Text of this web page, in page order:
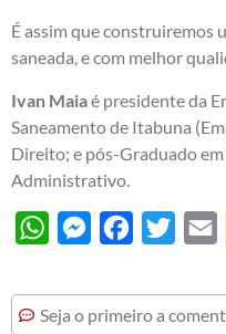
É assim que construiremos
saneada, e com melhor
Ivan Maiaé presidente da
Saneamento de Itabuna
Direito; e pós-Graduado
Administrativo.
WhatsAppMessengerFacebook
Twitter
Seja o primeiro a